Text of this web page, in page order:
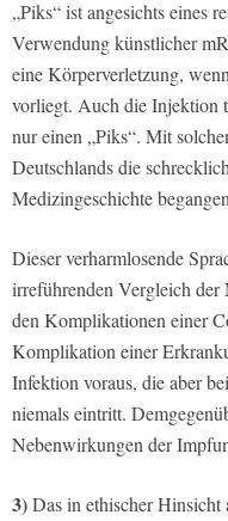
„Piks“ ist angesichts eines
Verwendung künstlicher
eine Körperverletzung,
vorliegt. Auch die Injektion
nur einen „Piks“. Mit
Deutschlands die
Medizingeschichte
Dieser verharmlosende
irreführenden Vergleich der
den Komplikationen einer
Komplikation einer
Infektion voraus, die aber
niemals eintritt.
Nebenwirkungen der
3)Das in ethischer Hinsicht